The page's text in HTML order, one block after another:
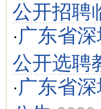
公开招聘
· 广东省
公开选聘
· 广东省